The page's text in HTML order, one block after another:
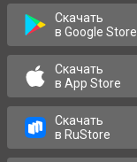
Скачать
в Google Store
Скачать
в App Store
Скачать
в RuStore